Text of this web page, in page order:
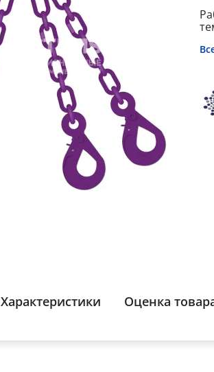
Характеристики Оценка